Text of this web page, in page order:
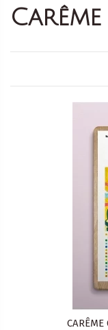
Carême